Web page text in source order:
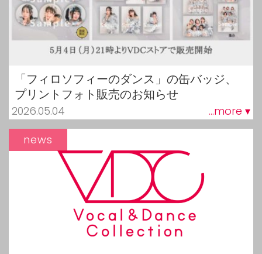
「フィロソフィーのダンス」の缶バッジ、
プリントフォト販売のお知らせ
2026.05.04 ...more ▾
news